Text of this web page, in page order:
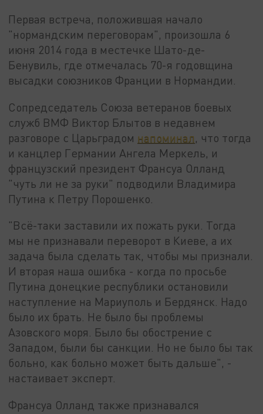
Первая встреча, положившая начало
"нормандским переговорам", произошла 6
июня 2014 года в местечке Шато-де-
Бенувиль, где отмечалась 70-я годовщина
высадки союзников Франции в Нормандии.
Сопредседатель Союза ветеранов боевых
служб ВМФ Виктор Блытов в недавнем
разговоре с Царьградом напоминал , что тогда
и канцлер Германии Ангела Меркель, и
французский президент Франсуа Олланд
"чуть ли не за руки" подводили Владимира
Путина к Петру Порошенко.
"Всё-таки заставили их пожать руки. Тогда
мы не признавали переворот в Киеве, а их
задача была сделать так, чтобы мы признали.
И вторая наша ошибка - когда по просьбе
Путина донецкие республики остановили
наступление на Мариуполь и Бердянск. Надо
было их брать. Не было бы проблемы
Азовского моря. Было бы обострение с
Западом, были бы санкции. Но не было бы так
больно, как больно может быть дальше", -
настаивает эксперт.
Франсуа Олланд также признавался